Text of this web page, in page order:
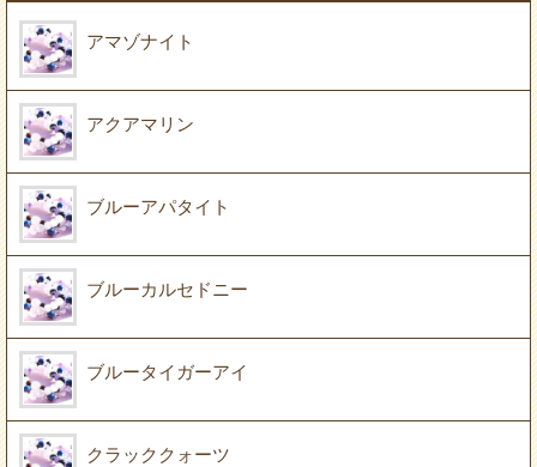
アマゾナイト
アクアマリン
ブルーアパタイト
ブルーカルセドニー
ブルータイガーアイ
クラッククォーツ